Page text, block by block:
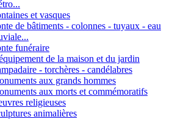
et vasques
de bâtiments - colonnes - tuyaux - eau
funéraire
de la maison et du jardin
- torchères - candélabres
aux grands hommes
aux morts et commémoratifs
religieuses
animalières